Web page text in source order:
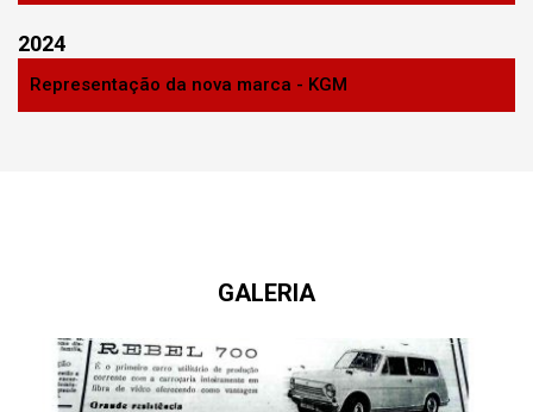
2024
Representação da nova marca - KGM
GALERIA